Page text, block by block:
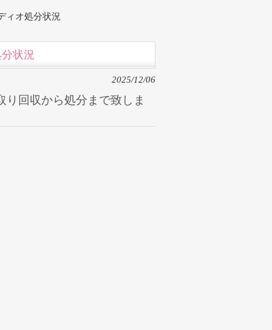
ィオ処分状況
状況
2025/12/06
回収から処分まで致しま